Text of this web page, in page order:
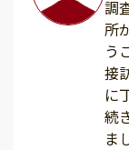
調
所
う
接
に
続
ま